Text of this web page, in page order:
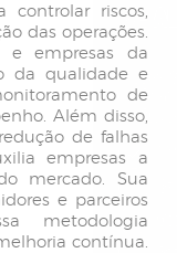
riscos,
das operações.
e empresas da
da qualidade e
de
Além disso,
de falhas
empresas a
mercado. Sua
e parceiros
metodologia
contínua.